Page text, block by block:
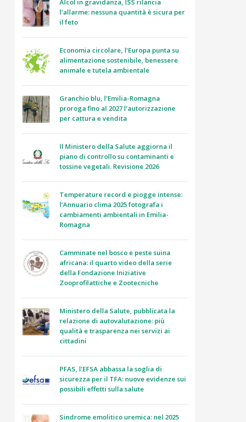
Alcol in gravidanza, ISS rilancia
l’allarme: nessuna quantità è sicura per
il feto
Economia circolare, l’Europa punta su
alimentazione sostenibile, benessere
animale e tutela ambientale
Granchio blu, l’Emilia-Romagna
proroga fino al 2027 l’autorizzazione
per cattura e vendita
Il Ministero della Salute aggiorna il
piano di controllo su contaminanti e
tossine vegetali. Revisione 2026
Temperature record e piogge intense:
l’Annuario clima 2025 fotografa i
cambiamenti ambientali in Emilia-
Romagna
Camminate nel bosco e peste suina
africana: il quarto video della serie
della Fondazione Iniziative
Zooprofilattiche e Zootecniche
Ministero della Salute, pubblicata la
relazione di autovalutazione: più
qualità e trasparenza nei servizi ai
cittadini
PFAS, l’EFSA abbassa la soglia di
sicurezza per il TFA: nuove evidenze sui
possibili effetti sulla salute
Sindrome emolitico uremica: nel 2025